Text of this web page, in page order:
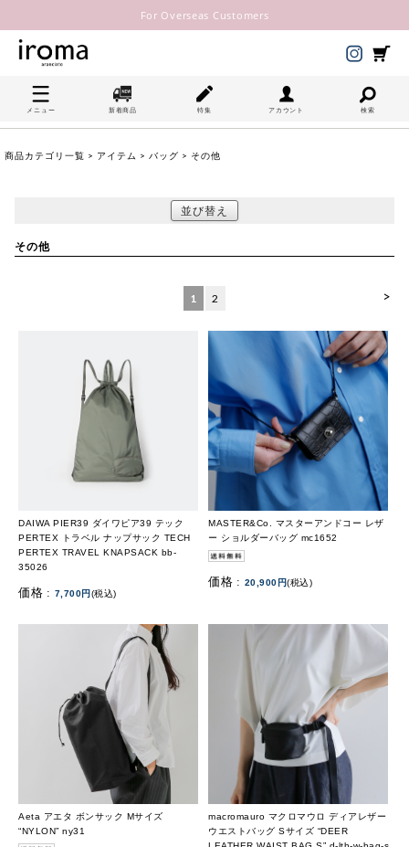
For Overseas Customers
メニュー 新着商品 特集 アカウント 検索
商品カテゴリ一覧 > アイテム > バッグ > その他
並び替え
その他
>
1 2
DAIWA PIER39 ダイワピア39 テック
PERTEX トラベル ナップサック TECH
PERTEX TRAVEL KNAPSACK bb-
35026
価格 : 7,700円(税込)
MASTER&Co. マスターアンドコー レザ
ー ショルダーバッグ mc1652
価格 : 20,900円(税込)
Aeta アエタ ボンサック Mサイズ
“NYLON” ny31
macromauro マクロマウロ ディアレザー
ウエストバッグ Sサイズ “DEER